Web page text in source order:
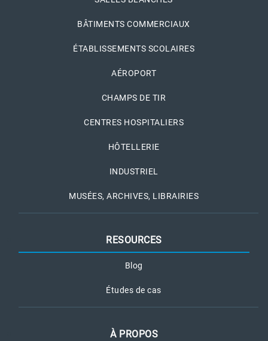
BÂTIMENTS COMMERCIAUX
ÉTABLISSEMENTS SCOLAIRES
AÉROPORT
CHAMPS DE TIR
CENTRES HOSPITALIERS
HÔTELLERIE
INDUSTRIEL
MUSÉES, ARCHIVES, LIBRAIRIES
RESOURCES
Blog
Études de cas
À PROPOS